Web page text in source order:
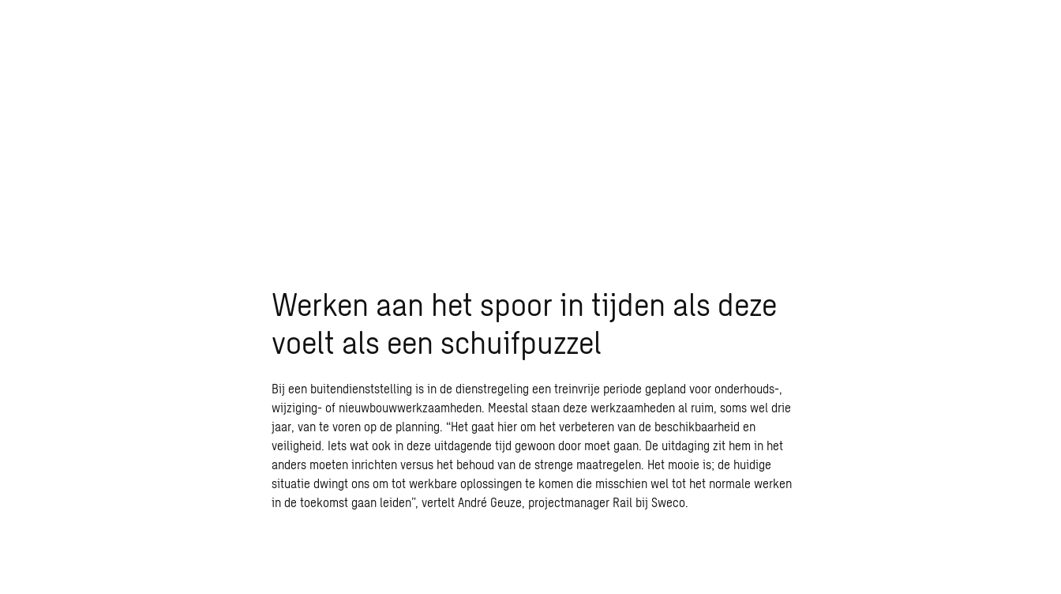
Werken aan het spoor in tijden als deze
voelt als een schuifpuzzel
Bij een buitendienststelling is in de dienstregeling een treinvrije periode gepland voor onderhouds-,
wijziging- of nieuwbouwwerkzaamheden. Meestal staan deze werkzaamheden al ruim, soms wel drie
jaar, van te voren op de planning. “Het gaat hier om het verbeteren van de beschikbaarheid en
veiligheid. Iets wat ook in deze uitdagende tijd gewoon door moet gaan. De uitdaging zit hem in het
anders moeten inrichten versus het behoud van de strenge maatregelen. Het mooie is; de huidige
situatie dwingt ons om tot werkbare oplossingen te komen die misschien wel tot het normale werken
in de toekomst gaan leiden”, vertelt André Geuze, projectmanager Rail bij Sweco.